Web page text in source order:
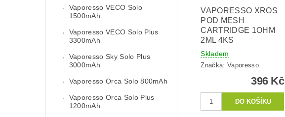
Vaporesso VECO Solo
1500mAh
Vaporesso VECO Solo Plus
3300mAh
Vaporesso Sky Solo Plus
3000mAh
Vaporesso Orca Solo 800mAh
Vaporesso Orca Solo Plus
1200mAh
VAPORESSO XROS
POD MESH
CARTRIDGE 1OHM
2ML 4KS
Skladem
Značka: Vaporesso
396 Kč